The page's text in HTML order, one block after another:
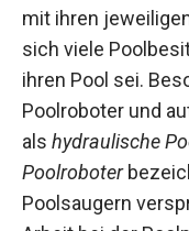
mit ihren
sich viele
ihren Pool sei.
Poolroboter und
als hydraulische
Poolroboter
Poolsaugern